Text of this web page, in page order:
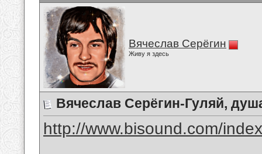
Вячеслав Серёгин
Живу я здесь
Вячеслав Серёгин-Гуляй,
http://www.bisound.com/